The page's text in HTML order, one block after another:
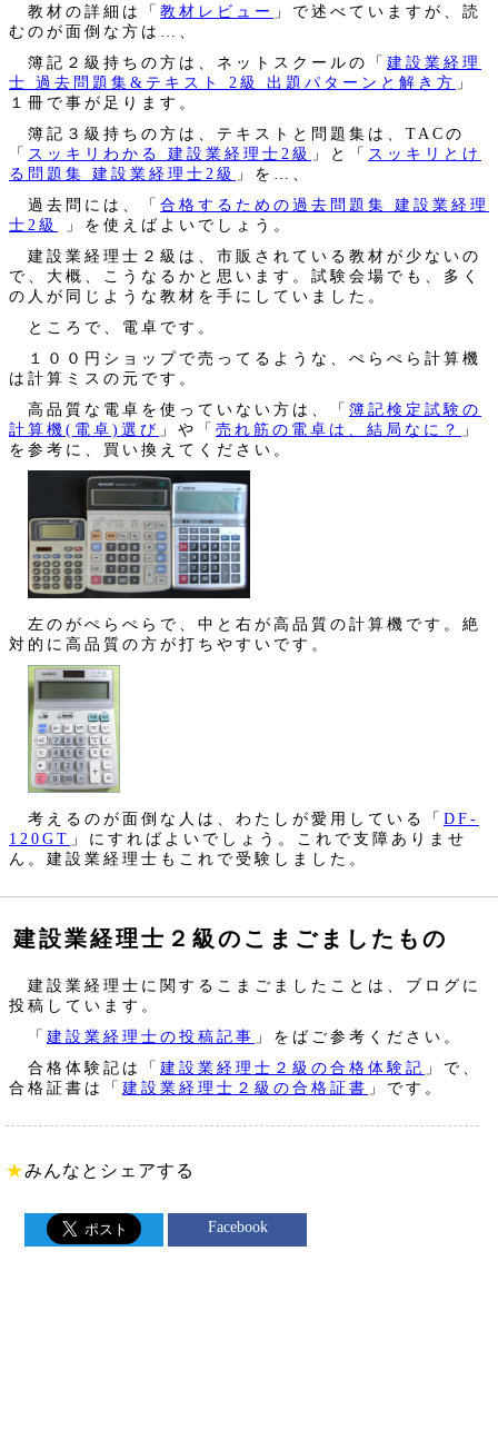
教材の詳細は「 教材レビュー 」で述べていますが、読
むのが面倒な方は…、
簿記２級持ちの方は、ネットスクールの「 建設業経理
士 過去問題集&テキスト 2級 出題パターンと解き方 」
１冊で事が足ります。
簿記３級持ちの方は、テキストと問題集は、TACの
「 スッキリわかる 建設業経理士2級 」と「 スッキリとけ
る問題集 建設業経理士2級
」を…、
過去問には、「 合格するための過去問題集 建設業経理
士2級
」を使えばよいでしょう。
建設業経理士２級は、市販されている教材が少ないの
で、大概、こうなるかと思います。試験会場でも、多く
の人が同じような教材を手にしていました。
ところで、電卓です。
１００円ショップで売ってるような、ぺらぺら計算機
は計算ミスの元です。
高品質な電卓を使っていない方は、「 簿記検定試験の
計算機(電卓)選び 」や「 売れ筋の電卓は、結局なに？
」
を参考に、買い換えてください。
左のがぺらぺらで、中と右が高品質の計算機です。絶
対的に高品質の方が打ちやすいです。
考えるのが面倒な人は、わたしが愛用している「 DF-
120GT 」にすればよいでしょう。これで支障ありませ
ん。建設業経理士もこれで受験しました。
建設業経理士２級のこまごましたもの
建設業経理士に関するこまごましたことは、ブログに
投稿しています。
「 建設業経理士の投稿記事 」をばご参考ください。
合格体験記は「 建設業経理士２級の合格体験記 」で、
合格証書は「 建設業経理士２級の合格証書 」です。
★みんなとシェアする
Facebook